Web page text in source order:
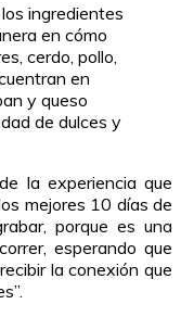
ingredientes
en cómo
cerdo, pollo,
en
y queso
de dulces y
la experiencia que
mejores 10 días de
porque es una
esperando que
la conexión que